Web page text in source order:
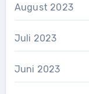
August 2023
Juli 2023
Juni 2023